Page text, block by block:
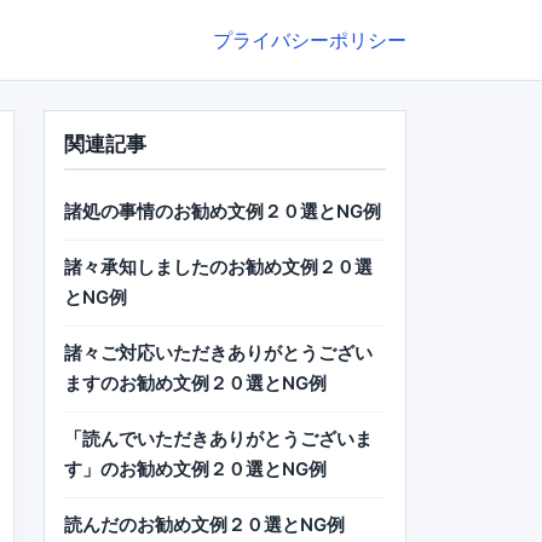
プライバシーポリシー
関連記事
諸処の事情のお勧め文例２０選とNG例
諸々承知しましたのお勧め文例２０選
とNG例
諸々ご対応いただきありがとうござい
ますのお勧め文例２０選とNG例
「読んでいただきありがとうございま
す」のお勧め文例２０選とNG例
読んだのお勧め文例２０選とNG例